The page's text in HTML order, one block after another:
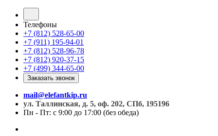
Телефоны
+7 (812) 528-65-00
+7 (911) 195-94-01
+7 (812) 528-96-78
+7 (812) 920-37-15
+7 (499) 344-65-00
Заказать звонок
mail@elefantkip.ru
ул. Таллинская, д. 5, оф. 202, СПб, 195196
Пн - Пт: с 9:00 до 17:00 (без обеда)